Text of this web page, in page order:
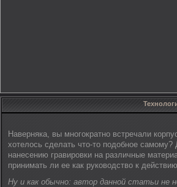
Наверняка, вы многократно встречали
хотелось сделать что-то подобное
нанесению гравировки на различные
принимать ли ее как руководство к
Ну и как обычно: автор данной статьи не